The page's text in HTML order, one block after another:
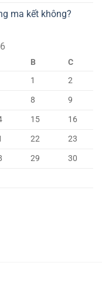
ma kết không?
B
C
1
2
8
9
15
16
22
23
29
30